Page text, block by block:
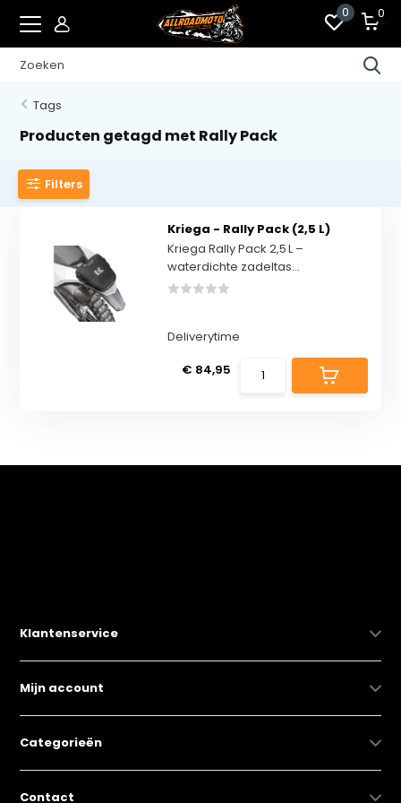
0 0
Tags
Producten getagd met Rally Pack
Filters
Kriega - Rally Pack (2,5 L)
Kriega Rally Pack 2,5 L –
waterdichte zadeltas...
Deliverytime
€ 84,95
Klantenservice
Mijn account
Categorieën
Contact